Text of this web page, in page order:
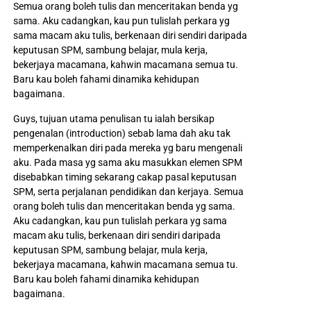
Semua orang boleh tulis dan menceritakan benda yg
sama. Aku cadangkan, kau pun tulislah perkara yg
sama macam aku tulis, berkenaan diri sendiri daripada
keputusan SPM, sambung belajar, mula kerja,
bekerjaya macamana, kahwin macamana semua tu.
Baru kau boleh fahami dinamika kehidupan
bagaimana.
Guys, tujuan utama penulisan tu ialah bersikap
pengenalan (introduction) sebab lama dah aku tak
memperkenalkan diri pada mereka yg baru mengenali
aku. Pada masa yg sama aku masukkan elemen SPM
disebabkan timing sekarang cakap pasal keputusan
SPM, serta perjalanan pendidikan dan kerjaya. Semua
orang boleh tulis dan menceritakan benda yg sama.
Aku cadangkan, kau pun tulislah perkara yg sama
macam aku tulis, berkenaan diri sendiri daripada
keputusan SPM, sambung belajar, mula kerja,
bekerjaya macamana, kahwin macamana semua tu.
Baru kau boleh fahami dinamika kehidupan
bagaimana.